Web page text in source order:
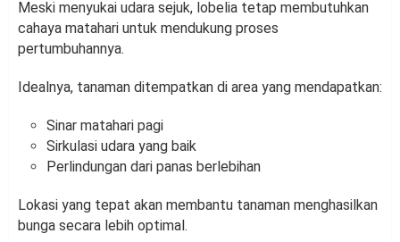
Meski menyukai udara sejuk, lobelia tetap membutuhkan
cahaya matahari untuk mendukung proses
pertumbuhannya.
Idealnya, tanaman ditempatkan di area yang mendapatkan:
Sinar matahari pagi
Sirkulasi udara yang baik
Perlindungan dari panas berlebihan
Lokasi yang tepat akan membantu tanaman menghasilkan
bunga secara lebih optimal.